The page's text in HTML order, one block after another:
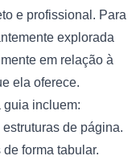
e profissional. Para
explorada
em relação à
ela oferece.
guia incluem:
de página.
forma tabular.